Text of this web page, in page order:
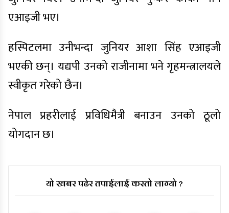
एआइजी भए।
हस्पिटलमा उनीभन्दा जुनियर आशा सिंह एआइजी
भएकी छन्। यद्यपी उनको राजीनामा भने गृहमन्त्रालयले
स्वीकृत गरेको छैन।
नेपाल प्रहरीलाई प्रविधिमैत्री बनाउन उनको ठूलो
योगदान छ।
यो खबर पढेर तपाईलाई कस्तो लाग्यो ?